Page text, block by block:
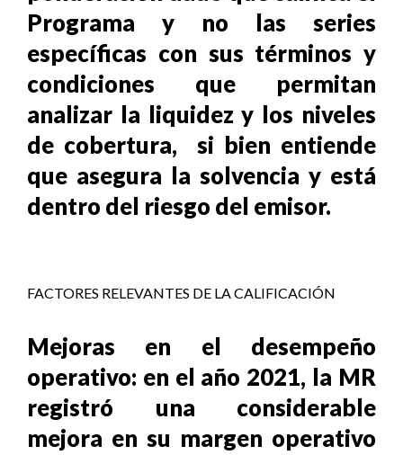
Programa y no las series
específicas con sus términos y
condiciones que permitan
analizar la liquidez y los niveles
de cobertura, si bien entiende
que asegura la solvencia y está
dentro del riesgo del emisor.
FACTORES RELEVANTES DE LA CALIFICACIÓN
Mejoras en el desempeño
operativo: en el año 2021, la MR
registró una considerable
mejora en su margen operativo